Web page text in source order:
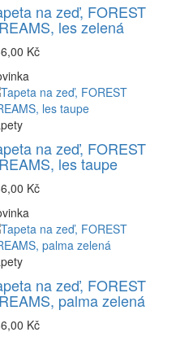
na zeď, FOREST
les zelená
Kč
na zeď, FOREST
les taupe
Kč
na zeď, FOREST
palma zelená
Kč